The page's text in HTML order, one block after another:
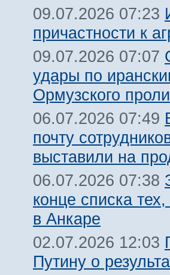
09.07.2026 07:23
причастности к
09.07.2026 07:07
удары по
Ормузского
06.07.2026 07:49
почту
выставили на
06.07.2026 07:38
конце списка
в Анкаре
02.07.2026 12:03
Путину о